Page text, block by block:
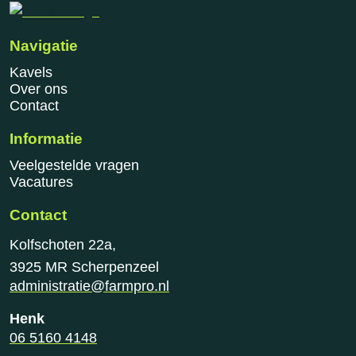
Navigatie
Kavels
Over ons
Contact
Informatie
Veelgestelde vragen
Vacatures
Contact
Kolfschoten 22a,
3925 MR Scherpenzeel
administratie@farmpro.nl
Henk
06 5160 4148